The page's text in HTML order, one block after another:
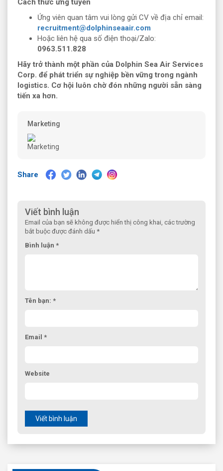
Ứng viên quan tâm vui lòng gửi CV về địa chỉ email:
recruitment@dolphinseaair.com
Hoặc liên hệ qua số điện thoại/Zalo:
0963.511.828
Hãy trở thành một phần của Dolphin Sea Air Services
Corp. để phát triển sự nghiệp bền vững trong ngành
logistics. Cơ hội luôn chờ đón những người sẵn sàng
tiến xa hơn.
Marketing
Share
Viết bình luận
Email của bạn sẽ không được hiển thị công khai, các trường
bắt buộc được đánh dấu *
Bình luận *
Tên bạn: *
Email *
Website
Viết bình luận